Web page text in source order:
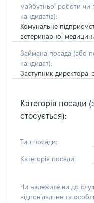
майбутньої роботи
кандидатів):
Комунальне
ветеринарної
Займана посада (або
кандидат):
Заступник директора
Категорія посади
стосується):
Тип посади:
Категорія посади:
Чи належите ви до
відповідальне та